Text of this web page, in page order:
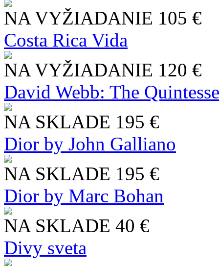
NA VYŽIADANIE 105 €
Costa Rica Vida
NA VYŽIADANIE 120 €
David Webb: The
NA SKLADE 195 €
Dior by John Galliano
NA SKLADE 195 €
Dior by Marc Bohan
NA SKLADE 40 €
Divy sveta